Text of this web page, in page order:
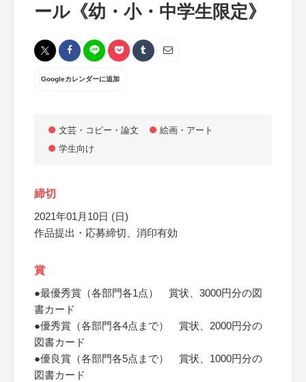
ール《幼・小・中学生限定》
Googleカレンダーに追加
文芸・コピー・論文
絵画・アート
学生向け
締切
2021年01月10日 (日)
作品提出・応募締切、消印有効
賞
●最優秀賞（各部門各1点） 賞状、3000円分の図
書カード
●優秀賞（各部門各4点まで） 賞状、2000円分の
図書カード
●優良賞（各部門各5点まで） 賞状、1000円分の
図書カード